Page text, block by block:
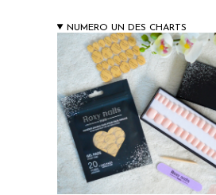
NUMERO UN DES CHARTS